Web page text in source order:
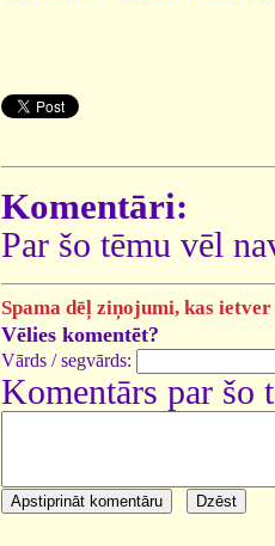
Komentāri:
Par šo tēmu vēl
Spama dēļ ziņojumi, kas
Vēlies komentēt?
Vārds / segvārds:
Komentārs par šo